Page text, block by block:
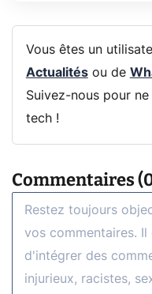
Vous êtes un
Actualitésou de
Suivez-nous pour
tech !
Commentaires